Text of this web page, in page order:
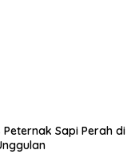
Sapi Perah di